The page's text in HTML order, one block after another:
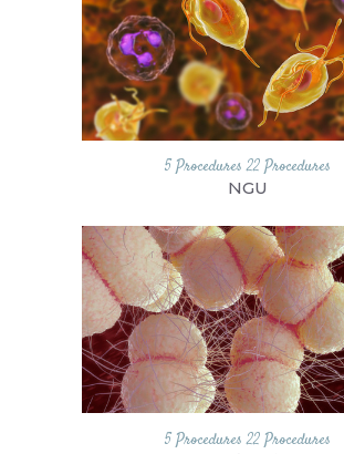
5 Procedures 22 Procedures
NGU
5 Procedures 22 Procedures